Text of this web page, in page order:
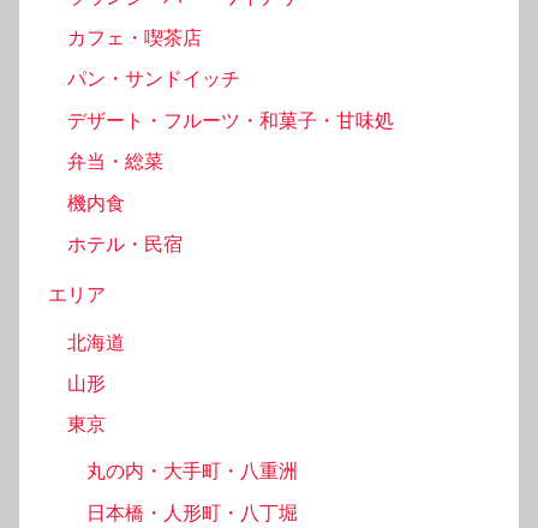
カフェ・喫茶店
パン・サンドイッチ
デザート・フルーツ・和菓子・甘味処
弁当・総菜
機内食
ホテル・民宿
エリア
北海道
山形
東京
丸の内・大手町・八重洲
日本橋・人形町・八丁堀